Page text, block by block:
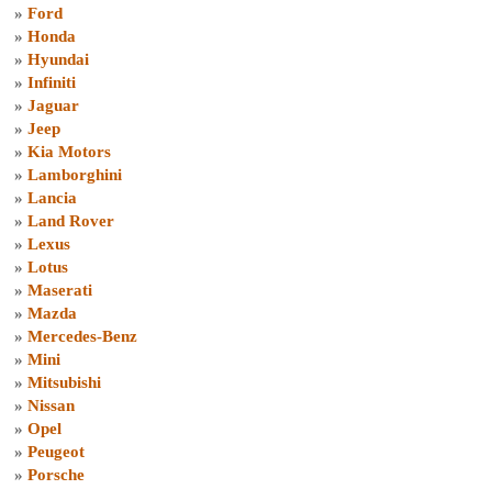
» Ford
» Honda
» Hyundai
» Infiniti
» Jaguar
» Jeep
» Kia Motors
» Lamborghini
» Lancia
» Land Rover
» Lexus
» Lotus
» Maserati
» Mazda
» Mercedes-Benz
» Mini
» Mitsubishi
» Nissan
» Opel
» Peugeot
» Porsche